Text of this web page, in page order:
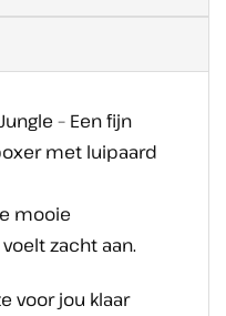
– Een fijn
met luipaard
mooie
zacht aan.
voor jou klaar